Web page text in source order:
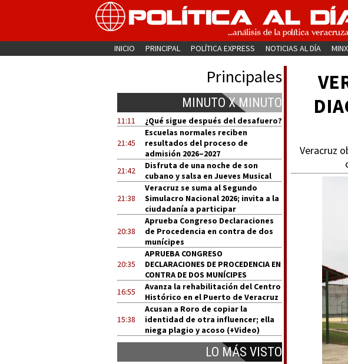
INICIO PRINCIPAL POLÍTICA EXPRESS NOTICIAS AL DÍA
Principales
MINUTO X MINUTO
11:11 ¿Qué sigue después del desafuero?
21:45
Escuelas normales reciben
resultados del proceso de
admisión 2026–2027
21:42
Disfruta de una noche de son
cubano y salsa en Jueves Musical
21:38
Veracruz se suma al Segundo
Simulacro Nacional 2026; invita a la
ciudadanía a participar
20:38
Aprueba Congreso Declaraciones
de Procedencia en contra de dos
munícipes
20:35
APRUEBA CONGRESO
DECLARACIONES DE PROCEDENCIA EN
CONTRA DE DOS MUNÍCIPES
16:55
Avanza la rehabilitación del Centro
Histórico en el Puerto de Veracruz
15:38
Acusan a Roro de copiar la
identidad de otra influencer; ella
niega plagio y acoso (+Video)
LO MÁS VISTO
Veracruz